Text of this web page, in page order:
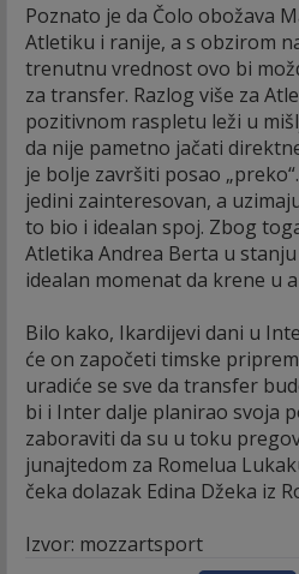
Poznato je da Čolo obožava
Atletiku i ranije, a s obzirom
trenutnu vrednost ovo bi
za transfer. Razlog više za
pozitivnom raspletu leži u
da nije pametno jačati
je bolje završiti posao
jedini zainteresovan, a
to bio i idealan spoj. Zbog
Atletika Andrea Berta u
idealan momenat da krene u
Bilo kako, Ikardijevi dani u
će on započeti timske
uradiće se sve da transfer
bi i Inter dalje planirao svoja
zaboraviti da su u toku
junajtedom za Romelua
čeka dolazak Edina Džeka iz
Izvor: mozzartsport